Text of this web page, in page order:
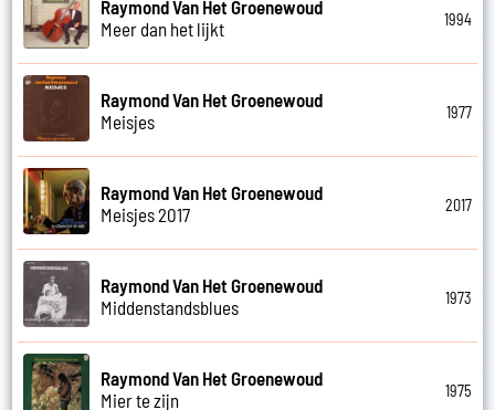
Raymond Van Het Groenewoud
Meer dan het lijkt
1994
Raymond Van Het Groenewoud
Meisjes
1977
Raymond Van Het Groenewoud
Meisjes 2017
2017
Raymond Van Het Groenewoud
Middenstandsblues
1973
Raymond Van Het Groenewoud
Mier te zijn
1975